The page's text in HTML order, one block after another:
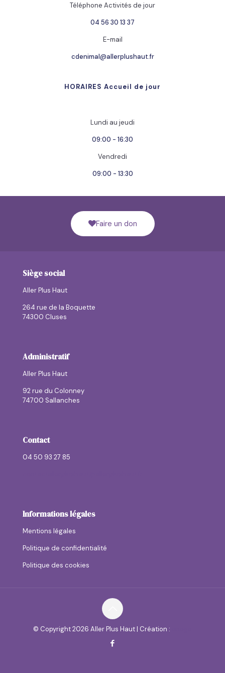
Téléphone Activités de jour
04 56 30 13 37
E-mail
cdenimal@allerplushaut.fr
HORAIRES Accueil de jour
Lundi au jeudi
09:00 - 16:30
Vendredi
09:00 - 13:30
Faire un don
Siège social
Aller Plus Haut
264 rue de la Boquette
74300 Cluses
Administratif
Aller Plus Haut
92 rue du Colonney
74700 Sallanches
Contact
04 50 93 27 85
Informations légales
Mentions légales
Politique de confidentialité
Politique des cookies
© Copyright2026 Aller Plus Haut | Création :